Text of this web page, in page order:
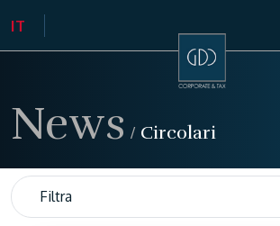
News / Circolari
Filtra